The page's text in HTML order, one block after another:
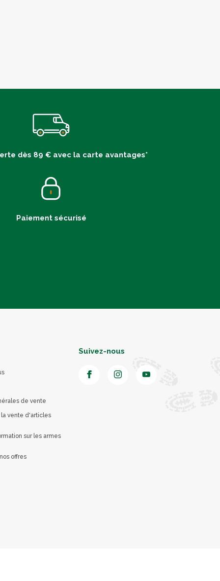
dès 89 € avec la carte avantages*
Paiement sécurisé
de vente
la vente d'articles
sur les armes
offres
Suivez-nous